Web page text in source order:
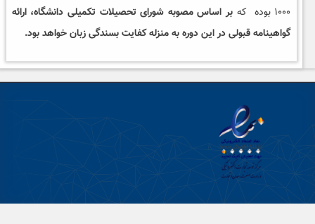
بر اساس مصوبه شورای تحصیلات تکمیلی دانشگاه، ارائه
گواهینامه قبولی در این دوره به منزله کفایت بسندگی زبان خواهد بود.